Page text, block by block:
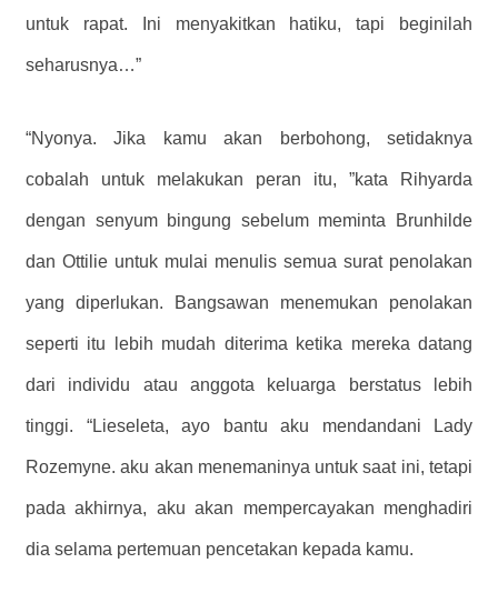
untuk rapat. Ini menyakitkan hatiku, tapi beginilah
seharusnya…”
“Nyonya. Jika kamu akan berbohong, setidaknya
cobalah untuk melakukan peran itu, ”kata Rihyarda
dengan senyum bingung sebelum meminta Brunhilde
dan Ottilie untuk mulai menulis semua surat penolakan
yang diperlukan. Bangsawan menemukan penolakan
seperti itu lebih mudah diterima ketika mereka datang
dari individu atau anggota keluarga berstatus lebih
tinggi. “Lieseleta, ayo bantu aku mendandani Lady
Rozemyne. aku akan menemaninya untuk saat ini, tetapi
pada akhirnya, aku akan mempercayakan menghadiri
dia selama pertemuan pencetakan kepada kamu.